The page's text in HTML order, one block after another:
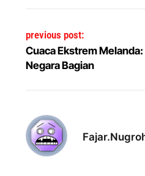
Post navigation
previous post:
Cuaca Ekstrem
Negara Bagian